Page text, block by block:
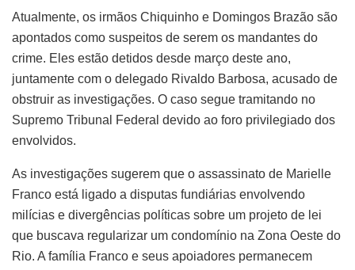
Atualmente, os irmãos Chiquinho e Domingos Brazão são
apontados como suspeitos de serem os mandantes do
crime. Eles estão detidos desde março deste ano,
juntamente com o delegado Rivaldo Barbosa, acusado de
obstruir as investigações. O caso segue tramitando no
Supremo Tribunal Federal devido ao foro privilegiado dos
envolvidos.
As investigações sugerem que o assassinato de Marielle
Franco está ligado a disputas fundiárias envolvendo
milícias e divergências políticas sobre um projeto de lei
que buscava regularizar um condomínio na Zona Oeste do
Rio. A família Franco e seus apoiadores permanecem